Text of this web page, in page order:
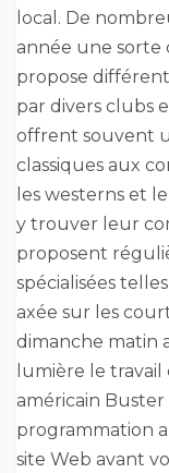
local. De
année une sorte
propose
par divers clubs
offrent souvent
classiques aux
les westerns et
y trouver leur
proposent
spécialisées
axée sur les
dimanche matin
lumière le
américain Buster
programmation
site Web avant